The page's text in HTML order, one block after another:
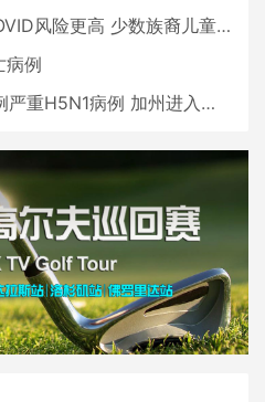
险更高 少数族裔儿童存在差异
病例
H5N1病例 加州进入紧急状态